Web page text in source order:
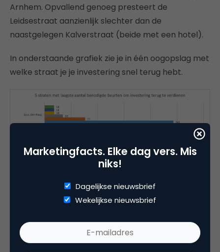
Arnhem. Opvallend genoeg presteert de
Leidsestraat aanzienlijk slechter dan de
naastgelegen Kalverstraat (beide met een hotel).
In onderstaande grafiek zie je in één oogopslag met
welke straat je je investering snel terug hebt.
#4 De winnende strategie
Marketingfacts. Elke dag vers. Mis
niks!
Dagelijkse nieuwsbrief
Wekelijkse nieuwsbrief